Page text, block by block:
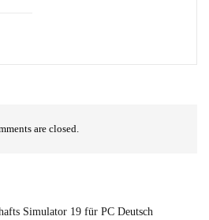
are closed.
Simulator 19 für PC Deutsch